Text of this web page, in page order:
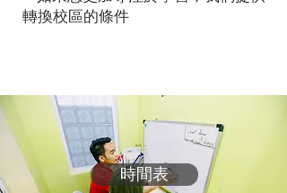
轉換校區的條件
時間表